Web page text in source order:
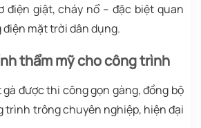
điện giật, cháy nổ – đặc biệt quan
mặt trời dân dụng.
thẩm mỹ cho công trình
được thi công gọn gàng, đồng bộ
trình trông chuyên nghiệp, hiện đại